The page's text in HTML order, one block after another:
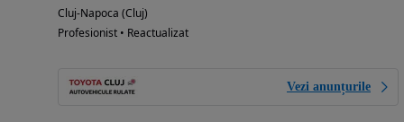
Cluj-Napoca (Cluj)
Profesionist • Reactualizat
Vezi anunțurile